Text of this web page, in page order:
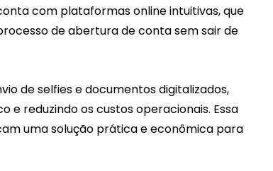
com plataformas online intuitivas, que
de abertura de conta sem sair de
de selfies e documentos digitalizados,
e reduzindo os custos operacionais. Essa
uma solução prática e econômica para